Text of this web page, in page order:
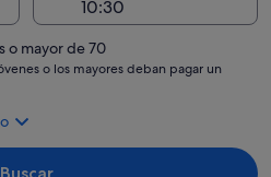
o mayor de 70
o los mayores deban pagar un